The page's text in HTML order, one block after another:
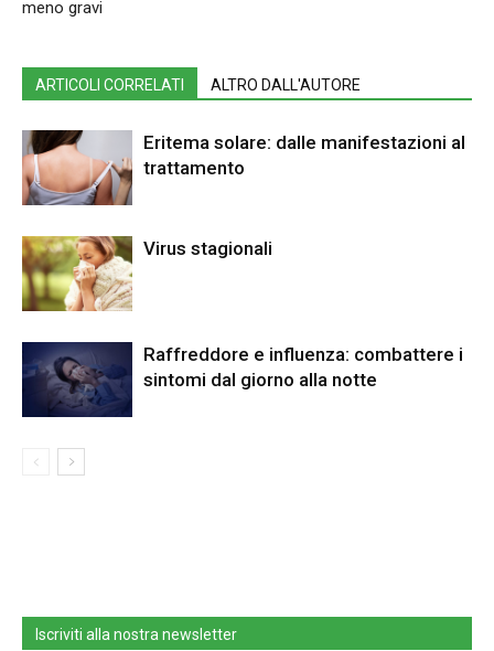
meno gravi
ARTICOLI CORRELATI ALTRO DALL'AUTORE
Eritema solare: dalle manifestazioni al
trattamento
Virus stagionali
Raffreddore e influenza: combattere i
sintomi dal giorno alla notte
Iscriviti alla nostra newsletter